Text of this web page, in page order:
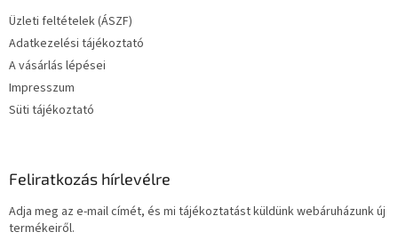
Üzleti feltételek (ÁSZF)
Adatkezelési tájékoztató
A vásárlás lépései
Impresszum
Süti tájékoztató
Feliratkozás hírlevélre
Adja meg az e-mail címét, és mi tájékoztatást küldünk webáruházunk új
termékeiről.